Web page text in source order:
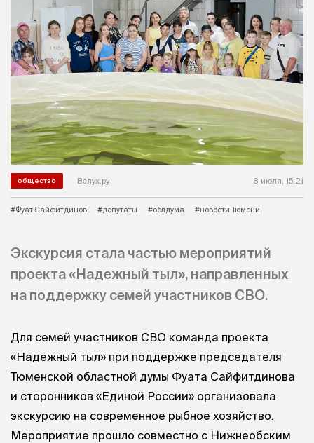
общество Вслух.ру 8 июля, 15:21
#Фуат Сайфитдинов #депутаты #облдума #новости Тюмени
Экскурсия стала частью мероприятий
проекта «Надежный тыл», направленных
на поддержку семей участников СВО.
Для семей участников СВО команда проекта
«Надежный тыл» при поддержке председателя
Тюменской областной думы Фуата Сайфитдинова
и сторонников «Единой России» организовала
экскурсию на современное рыбное хозяйство.
Мероприятие прошло совместно с Нижнеобским